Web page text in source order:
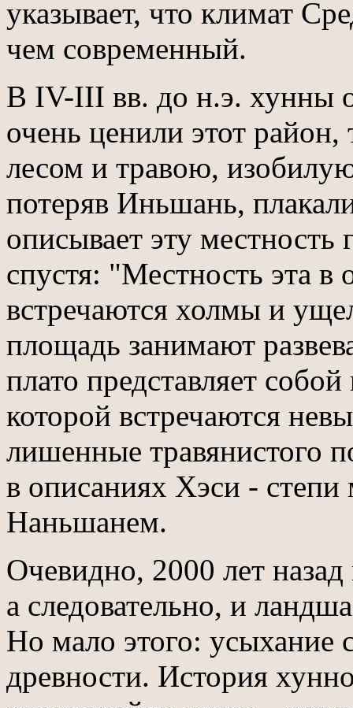
указывает, что климат
чем современный.
В IV-III вв. до н.э. хунны
очень ценили этот
лесом и травою,
потеряв Иньшань,
описывает эту местность
спустя: "Местность эта
встречаются холмы и
площадь занимают
плато представляет
которой встречаются
лишенные травянистого
в описаниях Хэси -
Наньшанем.
Очевидно, 2000 лет
а следовательно, и
Но мало этого: усыхание
древности. История